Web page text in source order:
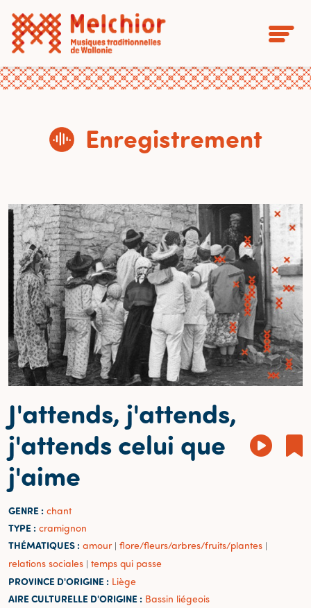
Enregistrement
J'attends, j'attends,
j'attends celui que
j'aime
GENRE : chant
TYPE : cramignon
THÉMATIQUES : amour | flore/fleurs/arbres/fruits/plantes |
relations sociales | temps qui passe
PROVINCE D'ORIGINE : Liège
AIRE CULTURELLE D'ORIGINE : Bassin liégeois